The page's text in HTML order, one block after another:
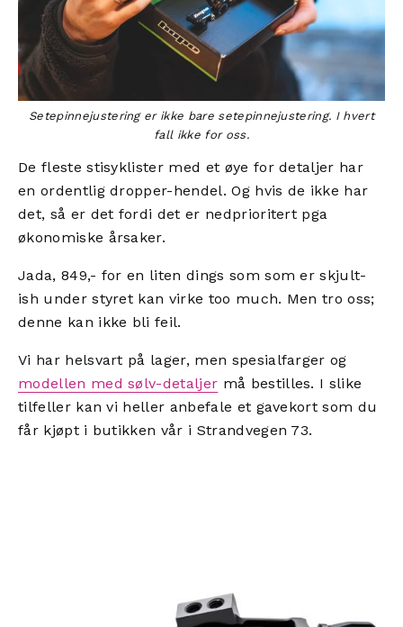
Setepinnejustering er ikke bare setepinnejustering. I hvert
fall ikke for oss.
De fleste stisyklister med et øye for detaljer har
en ordentlig dropper-hendel. Og hvis de ikke har
det, så er det fordi det er nedprioritert pga
økonomiske årsaker.
Jada, 849,- for en liten dings som som er skjult-
ish under styret kan virke too much. Men tro oss;
denne kan ikke bli feil.
Vi har helsvart på lager, men spesialfarger og
modellen med sølv-detaljer må bestilles. I slike
tilfeller kan vi heller anbefale et gavekort som du
får kjøpt i butikken vår i Strandvegen 73.